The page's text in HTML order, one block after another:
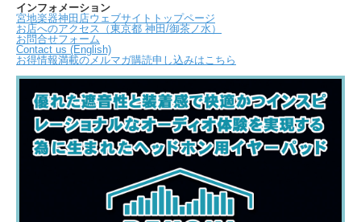
インフォメーション
宮地楽器神田店ウェブサイトトップページ
お店へのアクセス（東京都 神田/御茶ノ水）
お問合せフォーム
Contact us (English)
お得情報満載のメルマガ購読申し込みはこちら